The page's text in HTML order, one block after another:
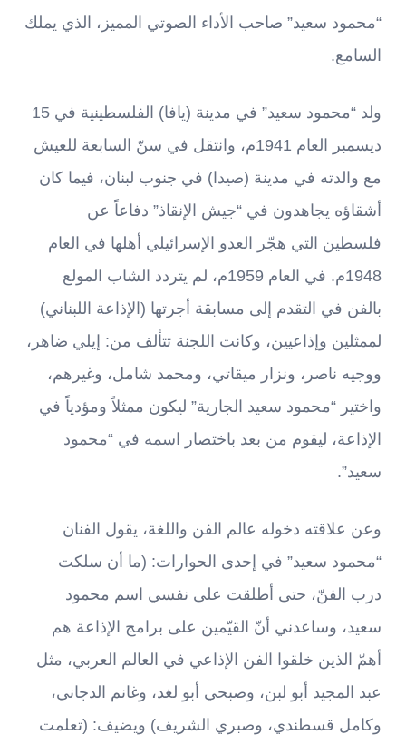
“محمود سعيد” صاحب الأداء الصوتي المميز، الذي يملك
السامع.
ولد “محمود سعيد” في مدينة (يافا) الفلسطينية في 15
ديسمبر العام 1941م، وانتقل في سنّ السابعة للعيش
مع والدته في مدينة (صيدا) في جنوب لبنان، فيما كان
أشقاؤه يجاهدون في “جيش الإنقاذ” دفاعاً عن
فلسطين التي هجّر العدو الإسرائيلي أهلها في العام
1948م. في العام 1959م، لم يتردد الشاب المولع
بالفن في التقدم إلى مسابقة أجرتها (الإذاعة اللبناني)
لممثلين وإذاعيين، وكانت اللجنة تتألف من: إيلي ضاهر،
ووجيه ناصر، ونزار ميقاتي، ومحمد شامل، وغيرهم،
واختير “محمود سعيد الجارية” ليكون ممثلاً ومؤدياً في
الإذاعة، ليقوم من بعد باختصار اسمه في “محمود
سعيد”.
وعن علاقته دخوله عالم الفن واللغة، يقول الفنان
“محمود سعيد” في إحدى الحوارات: (ما أن سلكت
درب الفنّ، حتى أطلقت على نفسي اسم محمود
سعيد، وساعدني أنّ القيّمين على برامج الإذاعة هم
أهمّ الذين خلقوا الفن الإذاعي في العالم العربي، مثل
عبد المجيد أبو لبن، وصبحي أبو لغد، وغانم الدجاني،
وكامل قسطندي، وصبري الشريف) ويضيف: (تعلمت